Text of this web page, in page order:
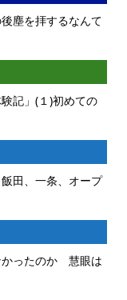
塵を拝するなんて
記」(１)初めての
田、一条、オープ
かったのか 慧眼は